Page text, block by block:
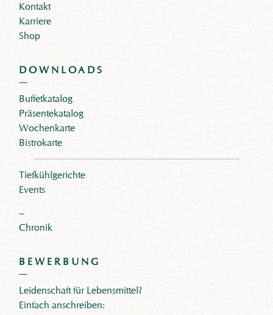
Kontakt
Karriere
Shop
DOWNLOADS
Buffetkatalog
Präsentekatalog
Wochenkarte
Bistrokarte
Tiefkühlgerichte
Events
–
Chronik
BEWERBUNG
Leidenschaft für Lebensmittel?
Einfach anschreiben: